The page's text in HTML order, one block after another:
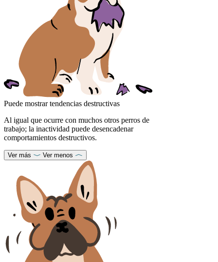
Puede mostrar tendencias destructivas
Al igual que ocurre con muchos otros perros de
trabajo; la inactividad puede desencadenar
comportamientos destructivos.
Ver más Ver menos